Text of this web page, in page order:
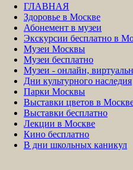
ГЛАВНАЯ
Здоровье в Москве
Абонемент в музеи
Экскурсии бесплатно в
Музеи Москвы
Музеи бесплатно
Музеи - онлайн,
Дни культурного наследия
Парки Москвы
Выставки цветов в
Выставки бесплатно
Лекции в Москве
Кино бесплатно
В дни школьных каникул